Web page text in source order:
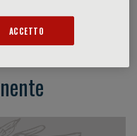
ACCETTO